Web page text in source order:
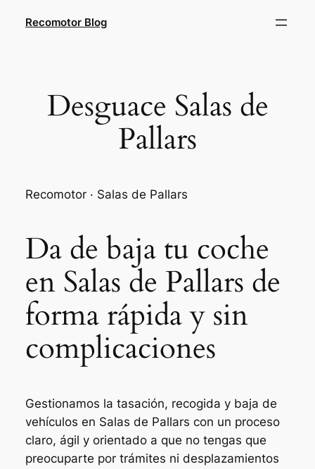
Recomotor Blog
Desguace Salas de
Pallars
Recomotor · Salas de Pallars
Da de baja tu coche
en Salas de Pallars de
forma rápida y sin
complicaciones
Gestionamos la tasación, recogida y baja de
vehículos en Salas de Pallars con un proceso
claro, ágil y orientado a que no tengas que
preocuparte por trámites ni desplazamientos